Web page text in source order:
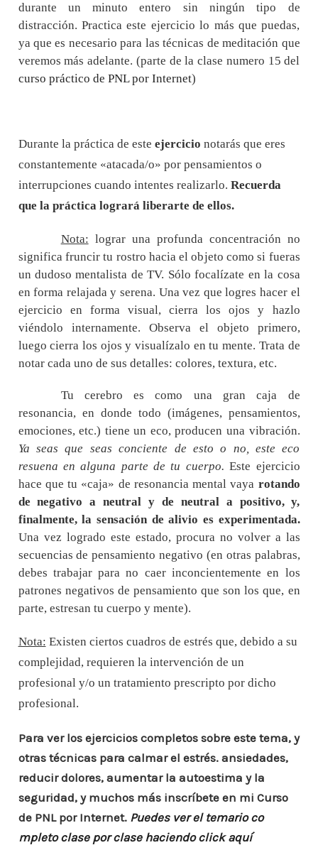
durante un minuto entero sin ningún tipo de
distracción. Practica este ejercicio lo más que puedas,
ya que es necesario para las técnicas de meditación que
veremos más adelante. (parte de la clase numero 15 del
curso práctico de PNL por Internet)
Durante la práctica de este ejercicio notarás que eres
constantemente «atacada/o» por pensamientos o
interrupciones cuando intentes realizarlo. Recuerda
que la práctica logrará liberarte de ellos.
Nota: lograr una profunda concentración no
significa fruncir tu rostro hacia el objeto como si fueras
un dudoso mentalista de TV. Sólo focalízate en la cosa
en forma relajada y serena. Una vez que logres hacer el
ejercicio en forma visual, cierra los ojos y hazlo
viéndolo internamente. Observa el objeto primero,
luego cierra los ojos y visualízalo en tu mente. Trata de
notar cada uno de sus detalles: colores, textura, etc.
Tu cerebro es como una gran caja de
resonancia, en donde todo (imágenes, pensamientos,
emociones, etc.) tiene un eco, producen una vibración.
Ya seas que seas conciente de esto o no, este eco
resuena en alguna parte de tu cuerpo. Este ejercicio
hace que tu «caja» de resonancia mental vaya rotando
de negativo a neutral y de neutral a positivo, y,
finalmente, la sensación de alivio es experimentada.
Una vez logrado este estado, procura no volver a las
secuencias de pensamiento negativo (en otras palabras,
debes trabajar para no caer inconcientemente en los
patrones negativos de pensamiento que son los que, en
parte, estresan tu cuerpo y mente).
Nota: Existen ciertos cuadros de estrés que, debido a su
complejidad, requieren la intervención de un
profesional y/o un tratamiento prescripto por dicho
profesional.
Para ver los ejercicios completos sobre este tema, y
otras técnicas para calmar el estrés. ansiedades,
reducir dolores, aumentar la autoestima y la
seguridad, y muchos más inscríbete en mi Curso
de PNL por Internet. Puedes ver el temario co
mpleto clase por clase haciendo click aquí